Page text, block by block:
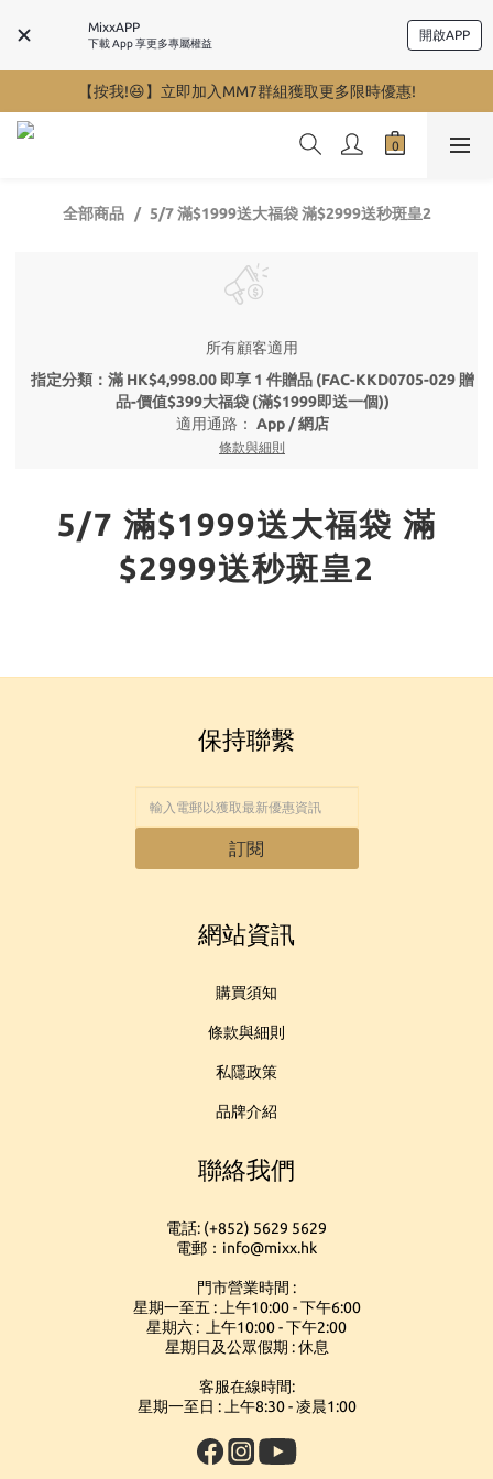
MixxAPP
下載 App 享更多專屬權益
開啟APP
【按我!😆】立即加入MM7群組獲取更多限時優惠!
全部商品 5/7 滿$1999送大福袋 滿$2999送秒斑皇2
所有顧客適用
指定分類：滿 HK$4,998.00 即享 1 件贈品 (FAC-KKD0705-029 贈
品-價值$399大福袋 (滿$1999即送一個))
適用通路： App / 網店
條款與細則
5/7 滿$1999送大福袋 滿
$2999送秒斑皇2
保持聯繫
訂閱
網站資訊
購買須知
條款與細則
私隱政策
品牌介紹
聯絡我們
電話: (+852) 5629 5629
電郵：info@mixx.hk
門市營業時間 :
星期一至五 : 上午10:00 - 下午6:00
星期六 : 上午10:00 - 下午2:00
星期日及公眾假期 : 休息
客服在線時間:
星期一至日 : 上午8:30 - 凌晨1:00